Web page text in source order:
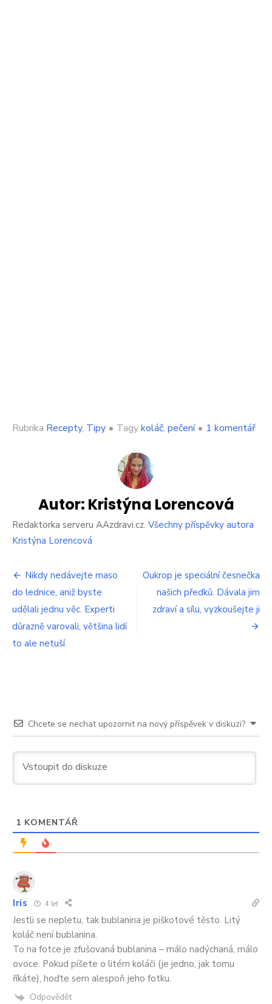
Rubrika Recepty, Tipy • Tagykoláč, pečení • 1 komentářu
Autor: Kristýna Lorencová
Redaktorka serveru AAzdravi.cz. Všechny příspěvky autora
Kristýna Lorencová
Navigace
pro
příspěvek
Nikdy nedávejte maso
do lednice, aniž byste
udělali jednu věc. Experti
důrazně varovali, většina lidí
to ale netuší
Oukrop je speciální česnečka
našich předků. Dávala jim
zdraví a sílu, vyzkoušejte ji
Chcete se nechat upozornit na nový příspěvek v diskuzi?
1 KOMENTÁŘ
Iris 4 let
Jestli se nepletu, tak bublanina je piškotové těsto. Litý
koláč není bublanina.
To na fotce je zfušovaná bublanina – málo nadýchaná, málo
ovoce. Pokud píšete o litém koláči (je jedno, jak tomu
říkáte), hoďte sem alespoň jeho fotku.
Odpovědět